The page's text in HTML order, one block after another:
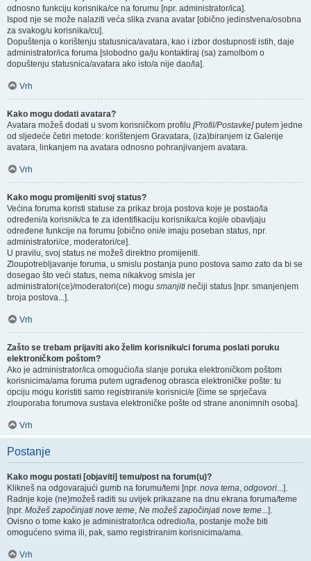
odnosno funkciju korisnika/ce na forumu [npr. administrator/ica].
Ispod nje se može nalaziti veća slika zvana avatar [obično jedinstvena/osobna
za svakog/u korisnika/cu].
Dopuštenja o korištenju statusnica/avatara, kao i izbor dostupnosti istih, daje
administrator/ica foruma [slobodno ga/ju kontaktiraj (sa) zamolbom o
dopuštenju statusnica/avatara ako isto/a nije dao/la].
Vrh
Kako mogu dodati avatara?
Avatara možeš dodati u svom korisničkom profilu [Profil/Postavke]putem jedne
od sljedeće četiri metode: korištenjem Gravatara, (iza)biranjem iz Galerije
avatara, linkanjem na avatara odnosno pohranjivanjem avatara.
Vrh
Kako mogu promijeniti svoj status?
Većina foruma koristi statuse za prikaz broja postova koje je postao/la
određeni/a korisnik/ca te za identifikaciju korisnika/ca koji/e obavljaju
određene funkcije na forumu [obično oni/e imaju poseban status, npr.
administratori/ce, moderatori/ce].
U pravilu, svoj status ne možeš direktno promijeniti.
Zloupotrebljavanje foruma, u smislu postanja puno postova samo zato da bi se
dosegao što veći status, nema nikakvog smisla jer
administratori(ce)/moderatori(ce) mogu smanjiti nečiji status [npr. smanjenjem
broja postova...].
Vrh
Zašto se trebam prijaviti ako želim korisniku/ci foruma poslati poruku
elektroničkom poštom?
Ako je administrator/ica omogućio/la slanje poruka elektroničkom poštom
korisnicima/ama foruma putem ugrađenog obrasca elektroničke pošte: tu
opciju mogu koristiti samo registrirani/e korisnici/e [čime se sprječava
zlouporaba forumova sustava elektroničke pošte od strane anonimnih osoba].
Vrh
Postanje
Kako mogu postati [objaviti] temu/post na forum(u)?
Klikneš na odgovarajući gumb na forumu/temi [npr. nova tema, odgovori...].
Radnje koje (ne)možeš raditi su uvijek prikazane na dnu ekrana foruma/teme
[npr. Možeš započinjati nove teme, Ne možeš započinjati nove teme...].
Ovisno o tome kako je administrator/ica odredio/la, postanje može biti
omogućeno svima ili, pak, samo registriranim korisnicima/ama.
Vrh